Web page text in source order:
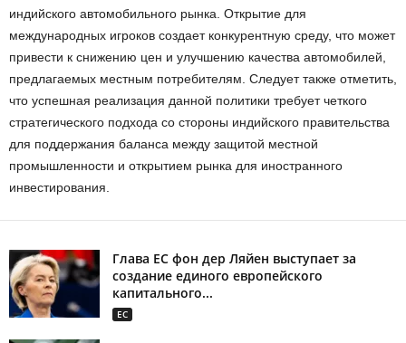
индийского автомобильного рынка. Открытие для
международных игроков создает конкурентную среду, что может
привести к снижению цен и улучшению качества автомобилей,
предлагаемых местным потребителям. Следует также отметить,
что успешная реализация данной политики требует четкого
стратегического подхода со стороны индийского правительства
для поддержания баланса между защитой местной
промышленности и открытием рынка для иностранного
инвестирования.
Глава ЕС фон дер Ляйен выступает за
создание единого европейского
капитального...
ЕС